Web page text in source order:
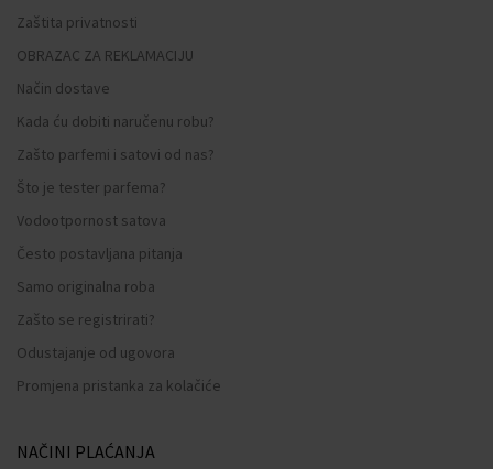
Zaštita privatnosti
OBRAZAC ZA REKLAMACIJU
Način dostave
Kada ću dobiti naručenu robu?
Zašto parfemi i satovi od nas?
Što je tester parfema?
Vodootpornost satova
Često postavljana pitanja
Samo originalna roba
Zašto se registrirati?
Odustajanje od ugovora
Promjena pristanka za kolačiće
NAČINI PLAĆANJA